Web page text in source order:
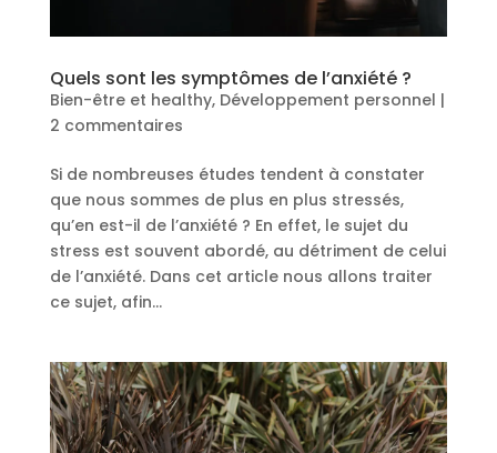
Quels sont les symptômes de l’anxiété ?
Bien-être et healthy, Développement personnel |
2 commentaires
Si de nombreuses études tendent à constater
que nous sommes de plus en plus stressés,
qu’en est-il de l’anxiété ? En effet, le sujet du
stress est souvent abordé, au détriment de celui
de l’anxiété. Dans cet article nous allons traiter
ce sujet, afin...